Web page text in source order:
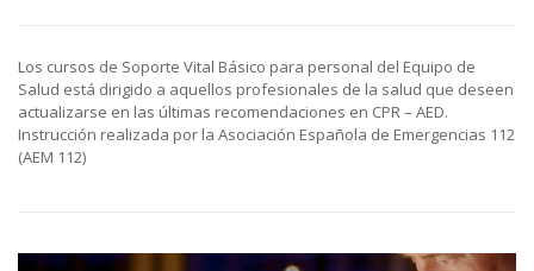
Los cursos de Soporte Vital Básico para personal del Equipo de
Salud está dirigido a aquellos profesionales de la salud que deseen
actualizarse en las últimas recomendaciones en CPR – AED.
Instrucción realizada por la Asociación Española de Emergencias 112
(AEM 112)